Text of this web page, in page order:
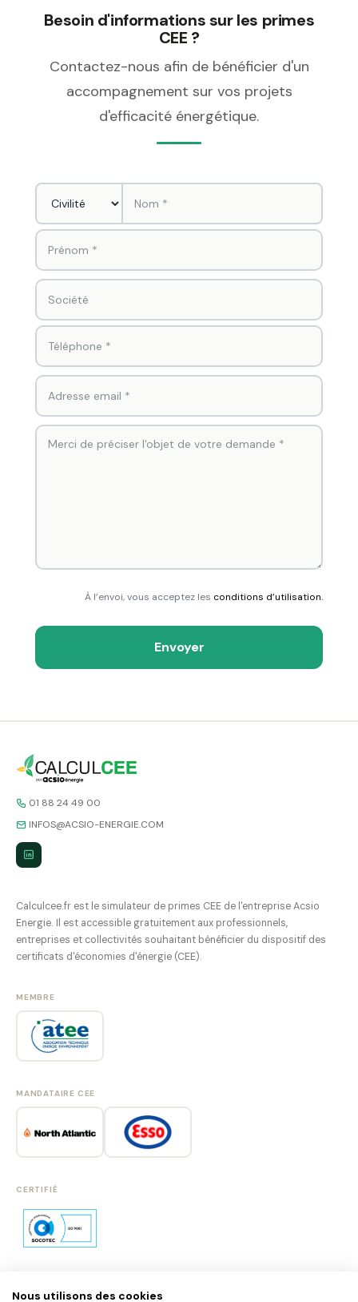
Besoin d'informations sur les primes
CEE ?
Contactez-nous afin de bénéficier d'un
accompagnement sur vos projets
d'efficacité énergétique.
À l’envoi, vous acceptez les conditions d’utilisation.
Envoyer
01 88 24 49 00
INFOS@ACSIO-ENERGIE.COM
Calculcee.fr est le simulateur de primes CEE de l'entreprise Acsio
Energie. Il est accessible gratuitement aux professionnels,
entreprises et collectivités souhaitant bénéficier du dispositif des
certificats d'économies d'énergie (CEE).
MEMBRE
MANDATAIRE CEE
CERTIFIÉ
SE CONNECTER
Nous utilisons des cookies